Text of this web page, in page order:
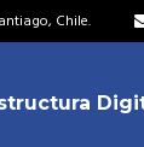
Chile.